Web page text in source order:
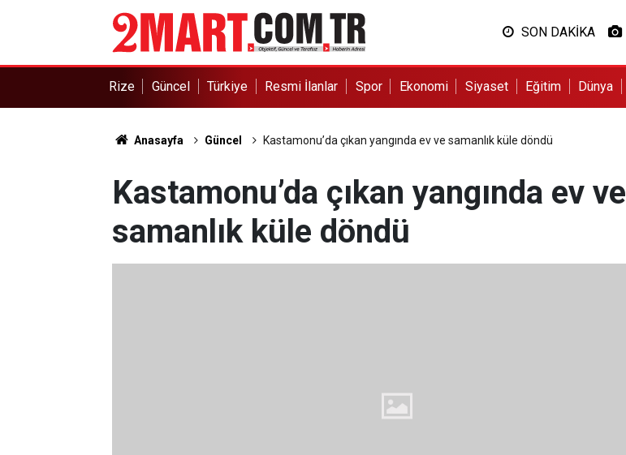
SON DAKİKA
Rize Güncel Türkiye Resmi İlanlar Spor Ekonomi Siyaset Eğitim Dünya
Anasayfa Güncel Kastamonu’da çıkan yangında ev ve samanlık küle döndü
Kastamonu’da çıkan yangında ev ve
samanlık küle döndü